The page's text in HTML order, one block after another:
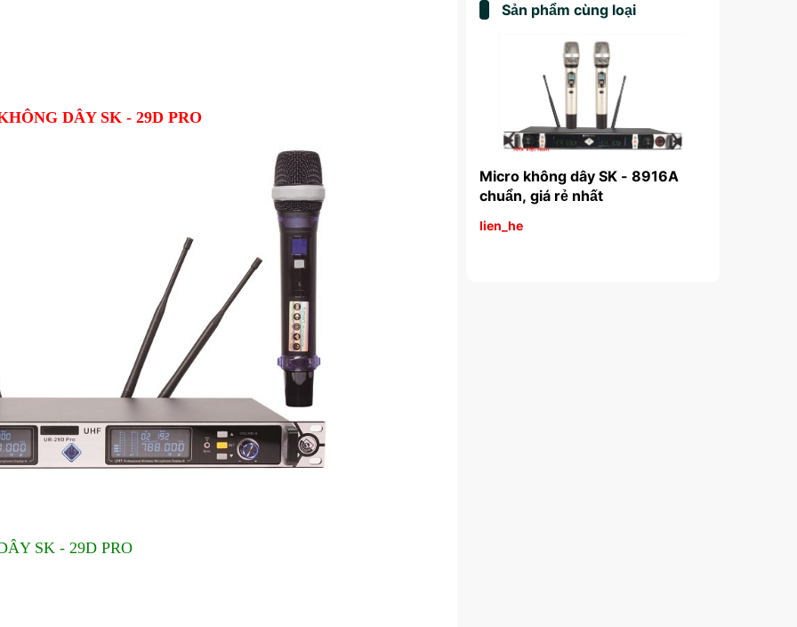
DÂY SK - 29D PRO
SK - 29D PRO
Sản phẩm cùng loại
hát
Micro không dây SK - 8916A
chuẩn, giá rẻ nhất
lien_he
Micro không dây SK - 8000
chính hãng